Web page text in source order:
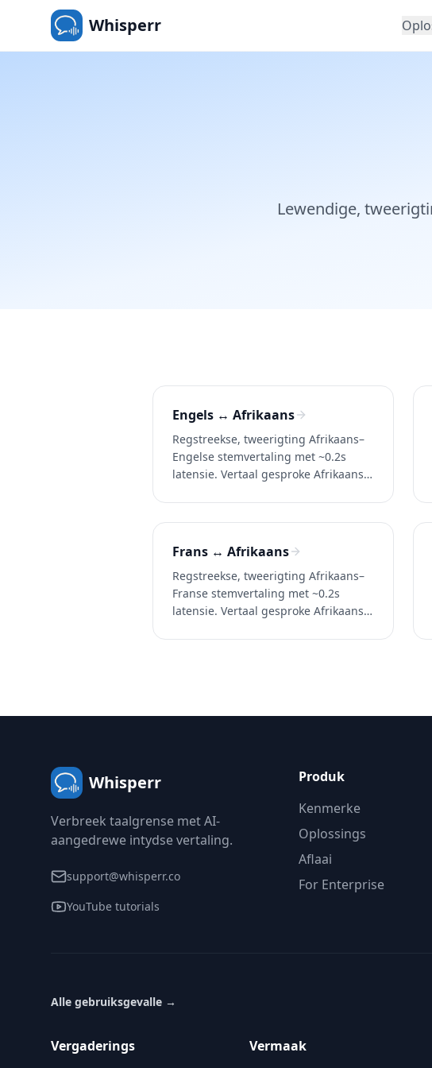
Whisperr
Lewendige,
Engels ↔ Afrikaans
Regstreekse, tweerigting Afrikaans–
Engelse stemvertaling met ~0.2s
latensie. Vertaal gesproke Afrikaans
Probeer Whisperr gratis.
Frans ↔ Afrikaans
Regstreekse, tweerigting Afrikaans–
Franse stemvertaling met ~0.2s
latensie. Vertaal gesproke Afrikaans
Whisperr
Verbreek taalgrense met AI-
aangedrewe intydse vertaling.
support@whisperr.co
YouTube tutorials
Produk
Kenmerke
Oplossings
Aflaai
For Enterprise
Alle gebruiksgevalle →
Vergaderings Vermaak